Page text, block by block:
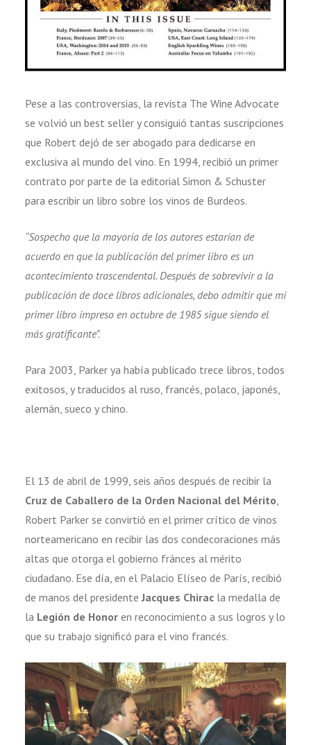
Pese a las controversias, la revista The Wine Advocate
se volvió un best seller y consiguió tantas suscripciones
que Robert dejó de ser abogado para dedicarse en
exclusiva al mundo del vino. En 1994, recibió un primer
contrato por parte de la editorial Simon & Schuster
para escribir un libro sobre los vinos de Burdeos.
“Sospecho que la mayoría de los autores estarían de
acuerdo en que la publicación del primer libro es un
acontecimiento trascendental. Después de sobrevivir a la
publicación de doce libros adicionales, debo admitir que mi
primer libro impreso en octubre de 1985 sigue siendo el
más gratificante”.
Para 2003, Parker ya había publicado trece libros, todos
exitosos, y traducidos al ruso, francés, polaco, japonés,
alemán, sueco y chino.
El 13 de abril de 1999, seis años después de recibir la
Cruz de Caballero de la Orden Nacional del Mérito
Robert Parker se convirtió en el primer crítico de vinos
norteamericano en recibir las dos condecoraciones más
altas que otorga el gobierno fránces al mérito
ciudadano. Ese día, en el Palacio Elíseo de París, recibió
de manos del presidente Jacques Chiracla medalla de
la Legión de Honoren reconocimiento a sus logros y lo
que su trabajo significó para el vino francés.